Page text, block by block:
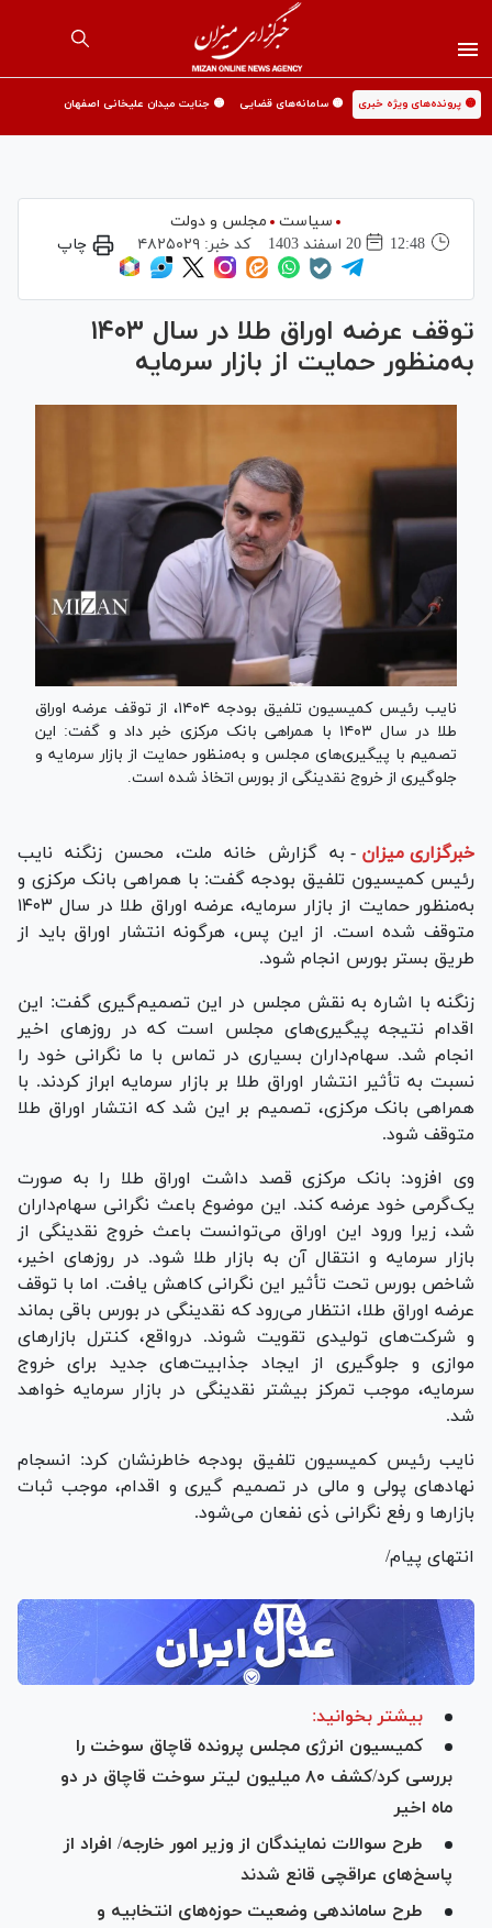
🟡 پرونده‌های ویژه خبری 🟡 سامانه‌های قضایی 🟡 جنایت میدان علیخانی اصفهان
سیاست
مجلس و دولت
12:48
20 اسفند 1403 کد خبر:۴۸۲۵۰۲۹ چاپ
توقف عرضه اوراق طلا در سال ۱۴۰۳
به‌منظور حمایت از بازار سرمایه
نایب رئیس کمیسیون تلفیق بودجه ۱۴۰۴، از توقف عرضه اوراق
طلا در سال ۱۴۰۳ با همراهی بانک مرکزی خبر داد و گفت: این
تصمیم با پیگیری‌های مجلس و به‌منظور حمایت از بازار سرمایه و
جلوگیری از خروج نقدینگی از بورس اتخاذ شده است.
خبرگزاری میزان - به گزارش خانه ملت، محسن زنگنه نایب
رئیس کمیسیون تلفیق بودجه گفت: با همراهی بانک مرکزی و
به‌منظور حمایت از بازار سرمایه، عرضه اوراق طلا در سال ۱۴۰۳
متوقف شده است. از این پس، هرگونه انتشار اوراق باید از
طریق بستر بورس انجام شود.
زنگنه با اشاره به نقش مجلس در این تصمیم‌گیری گفت: این
اقدام نتیجه پیگیری‌های مجلس است که در روز‌های اخیر
انجام شد. سهام‌داران بسیاری در تماس با ما نگرانی خود را
نسبت به تأثیر انتشار اوراق طلا بر بازار سرمایه ابراز کردند. با
همراهی بانک مرکزی، تصمیم بر این شد که انتشار اوراق طلا
متوقف شود.
وی افزود: بانک مرکزی قصد داشت اوراق طلا را به صورت
یک‌گرمی خود عرضه کند. این موضوع باعث نگرانی سهام‌داران
شد، زیرا ورود این اوراق می‌توانست باعث خروج نقدینگی از
بازار سرمایه و انتقال آن به بازار طلا شود. در روز‌های اخیر،
شاخص بورس تحت تأثیر این نگرانی کاهش یافت. اما با توقف
عرضه اوراق طلا، انتظار می‌رود که نقدینگی در بورس باقی بماند
و شرکت‌های تولیدی تقویت شوند. درواقع، کنترل بازار‌های
موازی و جلوگیری از ایجاد جذابیت‌های جدید برای خروج
سرمایه، موجب تمرکز بیشتر نقدینگی در بازار سرمایه خواهد
شد.
نایب رئیس کمیسیون تلفیق بودجه خاطرنشان کرد: انسجام
نهاد‌های پولی و مالی در تصمیم گیری و اقدام، موجب ثبات
بازار‌ها و رفع نگرانی ذی نفعان می‌شود.
انتهای پیام/
بیشتر بخوانید:
کمیسیون انرژی مجلس پرونده قاچاق سوخت را
بررسی کرد/کشف ۸۰ میلیون لیتر سوخت قاچاق در دو
ماه اخیر
طرح سوالات نمایندگان از وزیر امور خارجه/ افراد از
پاسخ‌های عراقچی قانع شدند
طرح ساماندهی وضعیت حوزه‌های انتخابیه و